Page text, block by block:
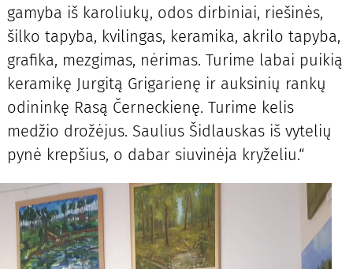
gamyba iš karoliukų, odos dirbiniai, riešinės,
šilko tapyba, kvilingas, keramika, akrilo tapyba,
grafika, mezgimas, nėrimas. Turime labai puikią
keramikę Jurgitą Grigarienę ir auksinių rankų
odininkę Rasą Černeckienę. Turime kelis
medžio drožėjus. Saulius Šidlauskas iš vytelių
pynė krepšius, o dabar siuvinėja kryželiu.“